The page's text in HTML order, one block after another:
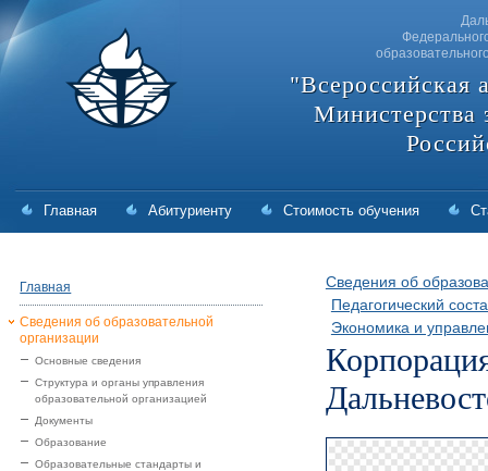
"Всероссийская
Министерства
Главная Абитуриенту Стоимость обучения
Главная
Сведения об образовательной
организации
Основные сведения
Структура и органы управления
образовательной организацией
Документы
Образование
Образовательные стандарты и
Сведения об
Педагогический
Экономика и